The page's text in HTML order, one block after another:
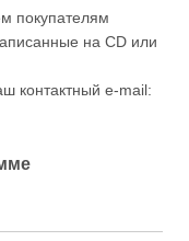
покупателям
на CD или
контактный e-mail: